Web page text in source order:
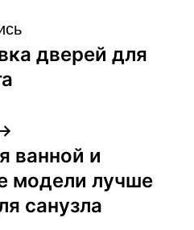
дверей для
ванной и
модели лучше
санузла